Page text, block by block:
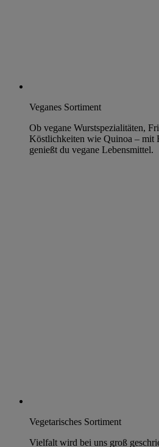
Veganes Sortiment
Ob vegane Wurstspezialitäten,
Köstlichkeiten wie Quinoa –
genießt du vegane Lebensmittel.
Vegetarisches Sortiment
Vielfalt wird bei uns groß